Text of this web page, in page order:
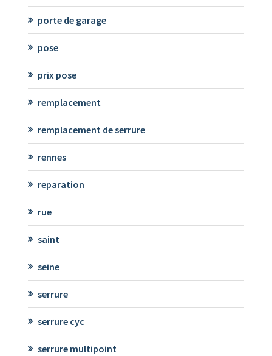
porte de garage
pose
prix pose
remplacement
remplacement de serrure
rennes
reparation
rue
saint
seine
serrure
serrure cyc
serrure multipoint